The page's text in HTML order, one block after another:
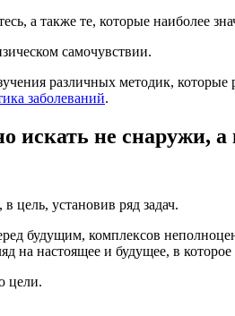
а также те, которые наиболее
самочувствии.
различных методик,
заболеваний.
не снаружи, а
цель, установив ряд задач.
будущим, комплексов
на настоящее и будущее, в
цели.